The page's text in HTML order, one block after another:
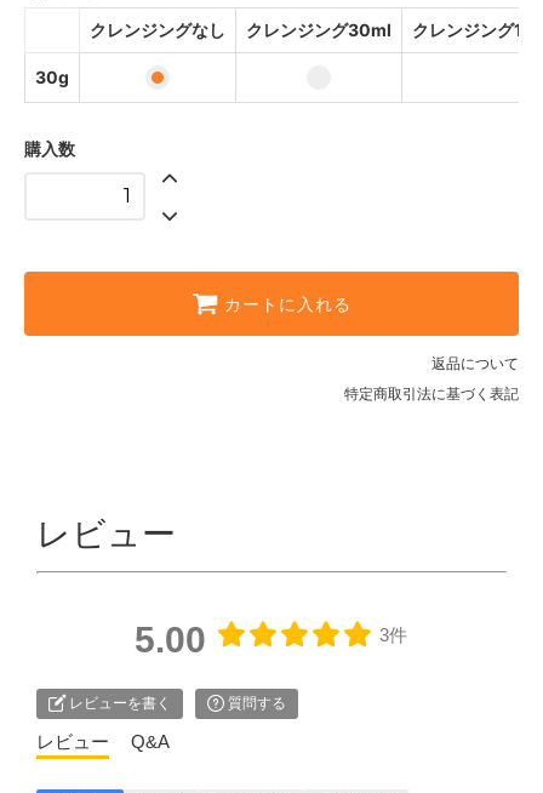
30g
クレンジングなし
クレンジング30ml クレンジング
30g
購入数
カートに入れる
返品について
特定商取引法に基づく表記
レビュー
5.00 3件
レビューを書く 質問する
レビュー Q&A